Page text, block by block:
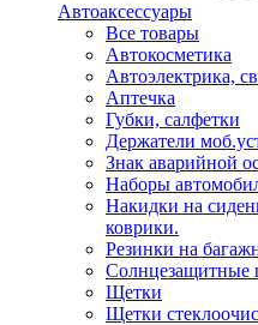
Автоаксессуары
Все товары
Автокосметика
Автоэлектрика,
Аптечка
Губки, салфетки
Держатели
Знак аварийной
Наборы
Накидки на
коврики.
Резинки на
Солнцезащитные
Щетки
Щетки